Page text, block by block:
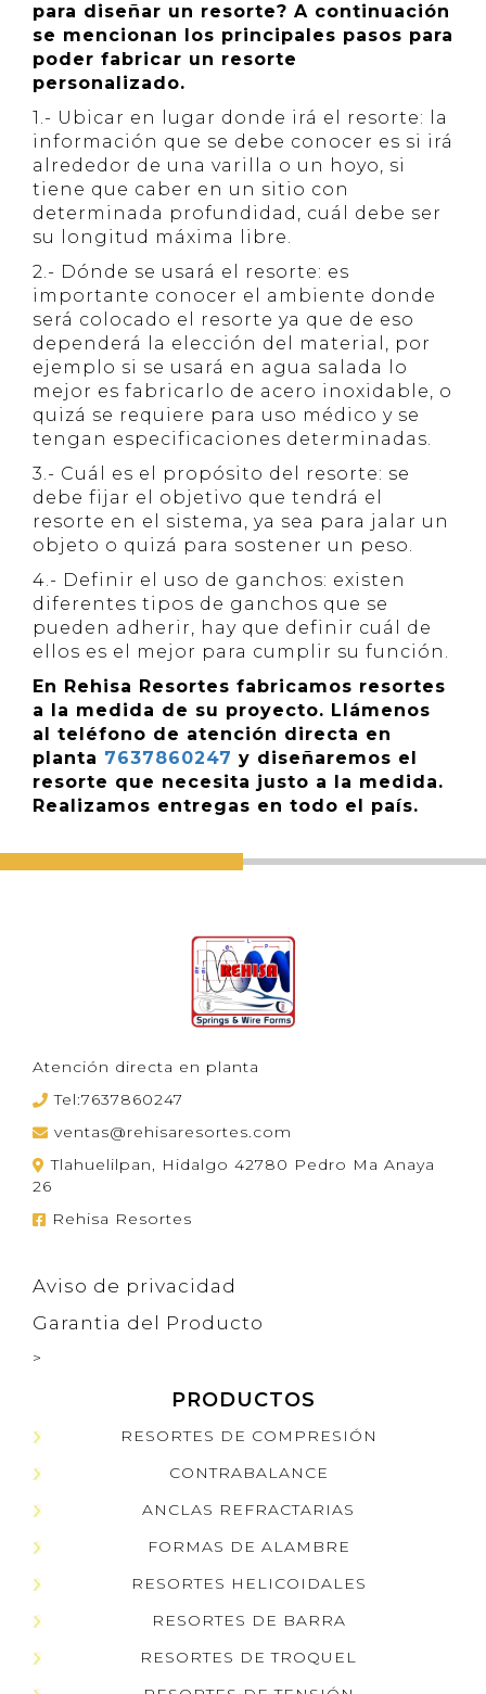
para diseñar un resorte? A continuación
se mencionan los principales pasos para
poder fabricar un resorte
personalizado.
1.- Ubicar en lugar donde irá el resorte: la
información que se debe conocer es si irá
alrededor de una varilla o un hoyo, si
tiene que caber en un sitio con
determinada profundidad, cuál debe ser
su longitud máxima libre.
2.- Dónde se usará el resorte: es
importante conocer el ambiente donde
será colocado el resorte ya que de eso
dependerá la elección del material, por
ejemplo si se usará en agua salada lo
mejor es fabricarlo de acero inoxidable, o
quizá se requiere para uso médico y se
tengan especificaciones determinadas.
3.- Cuál es el propósito del resorte: se
debe fijar el objetivo que tendrá el
resorte en el sistema, ya sea para jalar un
objeto o quizá para sostener un peso.
4.- Definir el uso de ganchos: existen
diferentes tipos de ganchos que se
pueden adherir, hay que definir cuál de
ellos es el mejor para cumplir su función.
En Rehisa Resortes fabricamos resortes
a la medida de su proyecto. Llámenos
al teléfono de atención directa en
planta 7637860247 y diseñaremos el
resorte que necesita justo a la medida.
Realizamos entregas en todo el país.
Atención directa en planta
Tel:7637860247
ventas@rehisaresortes.com
Tlahuelilpan, Hidalgo 42780 Pedro Ma Anaya
26
Rehisa Resortes
Aviso de privacidad
Garantia del Producto
>
PRODUCTOS
RESORTES DE COMPRESIÓN
CONTRABALANCE
ANCLAS REFRACTARIAS
FORMAS DE ALAMBRE
RESORTES HELICOIDALES
RESORTES DE BARRA
RESORTES DE TROQUEL